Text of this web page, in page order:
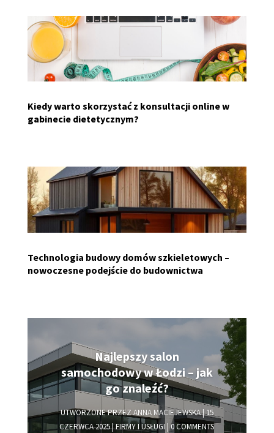
Kiedy warto skorzystać z konsultacji online w
gabinecie dietetycznym?
Technologia budowy domów szkieletowych –
nowoczesne podejście do budownictwa
Najlepszy salon
samochodowy w Łodzi – jak
go znaleźć?
UTWORZONE PRZEZANNA MACIEJEWSKA|15
CZERWCA 2025|FIRMY I USŁUGI | 0 COMMENTS